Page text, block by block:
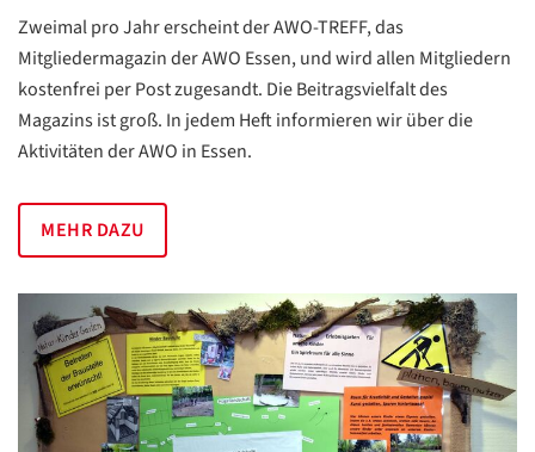
Zweimal pro Jahr erscheint der AWO-TREFF, das
Mitgliedermagazin der AWO Essen, und wird allen Mitgliedern
kostenfrei per Post zugesandt. Die Beitragsvielfalt des
Magazins ist groß. In jedem Heft informieren wir über die
Aktivitäten der AWO in Essen.
MEHR DAZU